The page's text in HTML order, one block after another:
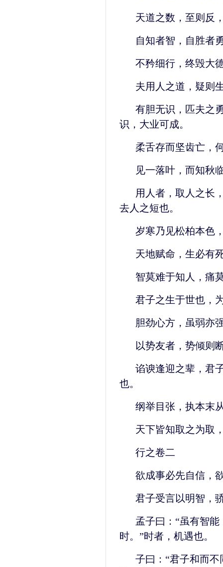
天道之数，至则反
自知者智，自胜者
不矜细行，终毁大
夫用人之道，疑则
有胆无识，匹夫之
识，大业可成。
柔舌存而坚齿亡，
见一落叶，而知秋
用人者，取人之长
去人之短也。
岁寒乃见松柏本色
天地赋命，生必有
智莫难于知人，痛
君子之生于世也，
胆劲心方，虽弱亦
以势友者，势倾则
谄谀逢迎之辈，君
也。
纲举目张，执本末
天下皆知取之为取
行之卷二
欲成事必先自信，
君子受言以明智，
孟子曰：“虽有智
时。”时者，机遇也。
子曰：“君子和而